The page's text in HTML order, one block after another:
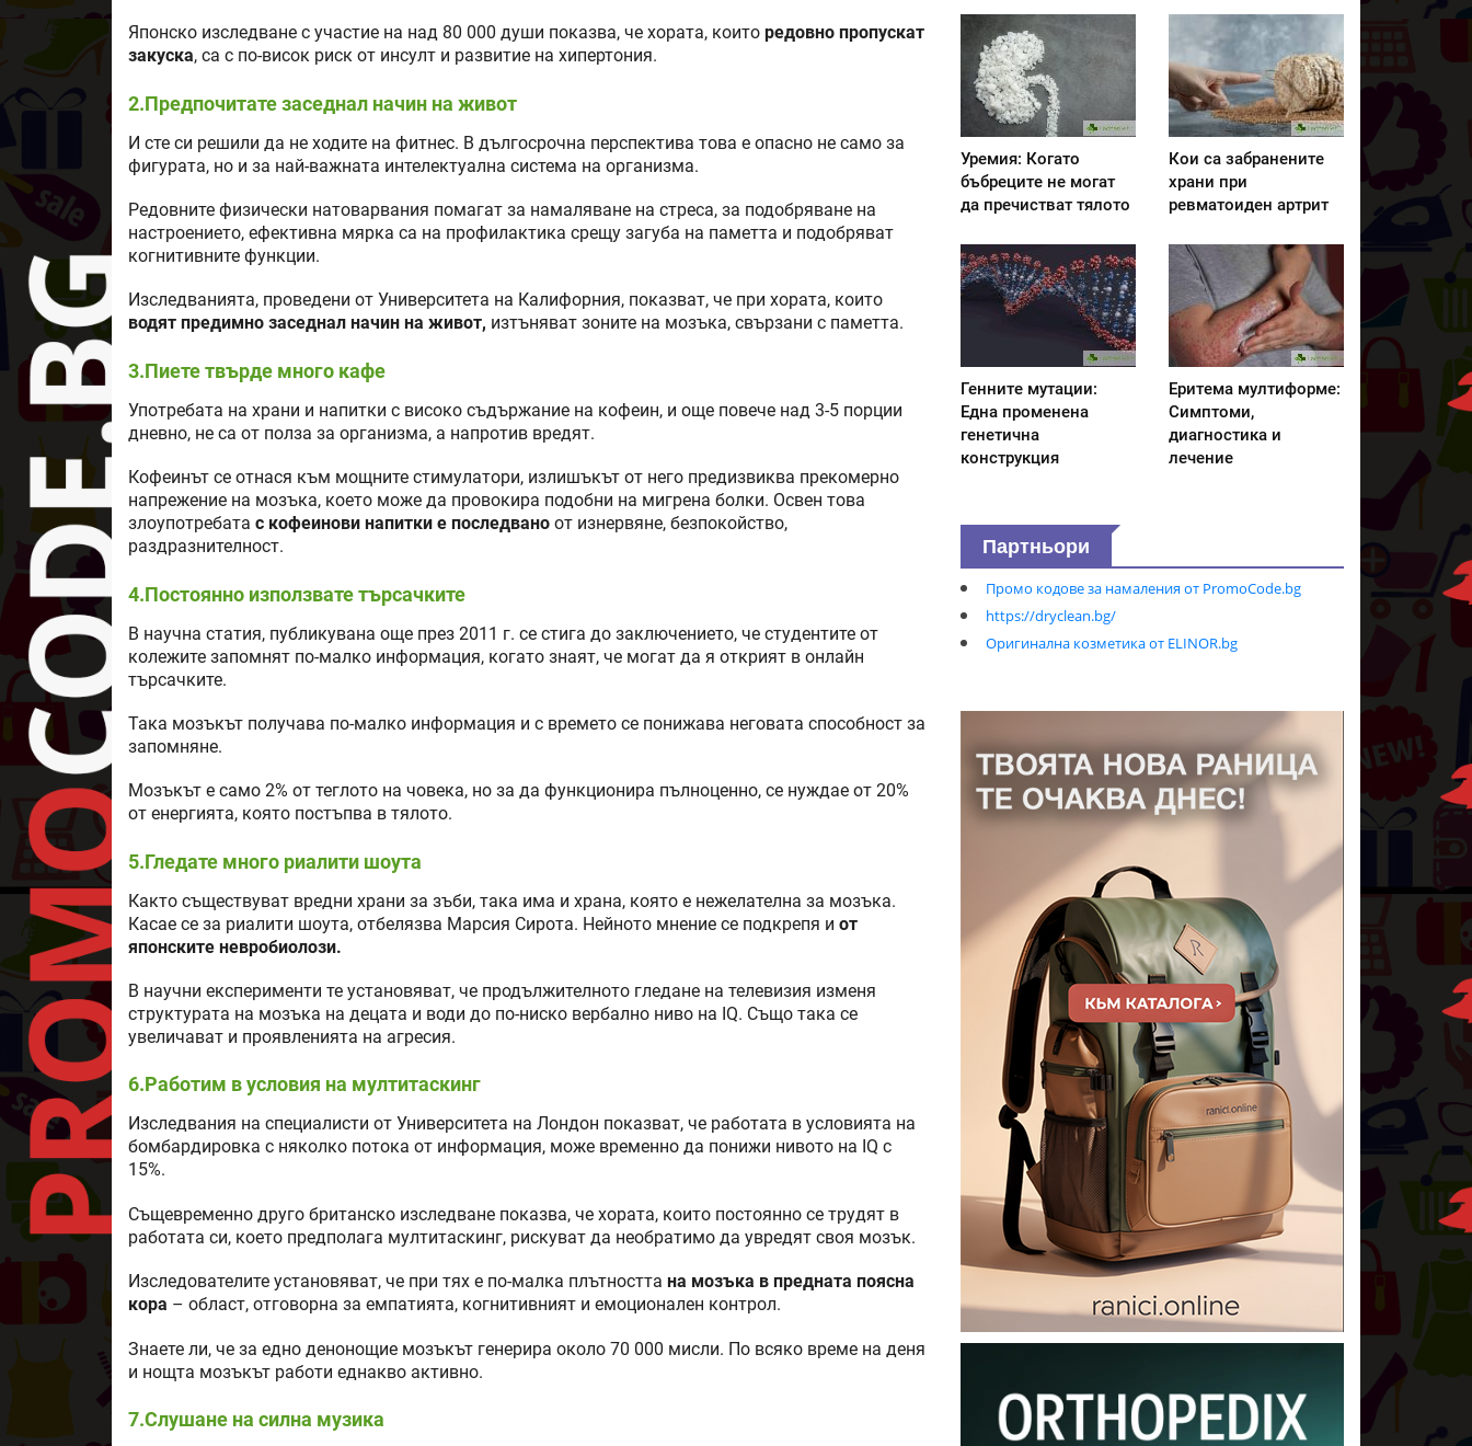
Японско изследване с участие на над 80 000 души показва, че хората, които редовно пропускат
закуска, са с по-висок риск от инсулт и развитие на хипертония.
2.Предпочитате заседнал начин на живот
И сте си решили да не ходите на фитнес. В дългосрочна перспектива това е опасно не само за
фигурата, но и за най-важната интелектуална система на организма.
Редовните физически натоварвания помагат за намаляване на стреса, за подобряване на
настроението, ефективна мярка са на профилактика срещу загуба на паметта и подобряват
когнитивните функции.
Изследванията, проведени от Университета на Калифорния, показват, че при хората, които
водят предимно заседнал начин на живот, изтъняват зоните на мозъка, свързани с паметта.
3.Пиете твърде много кафе
Употребата на храни и напитки с високо съдържание на кофеин, и още повече над 3-5 порции
дневно, не са от полза за организма, а напротив вредят.
Кофеинът се отнася към мощните стимулатори, излишъкът от него предизвиква прекомерно
напрежение на мозъка, което може да провокира подобни на мигрена болки. Освен това
злоупотребата с кофеинови напитки е последвано от изнервяне, безпокойство,
раздразнителност.
4.Постоянно използвате търсачките
В научна статия, публикувана още през 2011 г. се стига до заключението, че студентите от
колежите запомнят по-малко информация, когато знаят, че могат да я открият в онлайн
търсачките.
Така мозъкът получава по-малко информация и с времето се понижава неговата способност за
запомняне.
Мозъкът е само 2% от теглото на човека, но за да функционира пълноценно, се нуждае от 20%
от енергията, която постъпва в тялото.
5.Гледате много риалити шоута
Както съществуват вредни храни за зъби, така има и храна, която е нежелателна за мозъка.
Касае се за риалити шоута, отбелязва Марсия Сирота. Нейното мнение се подкрепя и от
японските невробиолози.
В научни експерименти те установяват, че продължителното гледане на телевизия изменя
структурата на мозъка на децата и води до по-ниско вербално ниво на IQ. Също така се
увеличават и проявленията на агресия.
6.Работим в условия на мултитаскинг
Изследвания на специалисти от Университета на Лондон показват, че работата в условията на
бомбардировка с няколко потока от информация, може временно да понижи нивото на IQ с
15%.
Същевременно друго британско изследване показва, че хората, които постоянно се трудят в
работата си, което предполага мултитаскинг, рискуват да необратимо да увредят своя мозък.
Изследователите установяват, че при тях е по-малка плътността на мозъка в предната поясна
кора – област, отговорна за емпатията, когнитивният и емоционален контрол.
Знаете ли, че за едно денонощие мозъкът генерира около 70 000 мисли. По всяко време на деня
и нощта мозъкът работи еднакво активно.
7.Слушане на силна музика
Уремия: Когато
бъбреците не могат
да пречистват тялото
Кои са забранените
храни при
ревматоиден артрит
Генните мутации:
Една променена
генетична
конструкция
Еритема мултиформе:
Симптоми,
диагностика и
лечение
Партньори
Промо кодове за намаления от PromoCode.bg
https://dryclean.bg/
Оригинална козметика от ELINOR.bg